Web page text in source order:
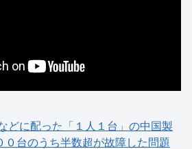
どに配った「１人１台」の中国製
０台のうち半数超が故障した問題